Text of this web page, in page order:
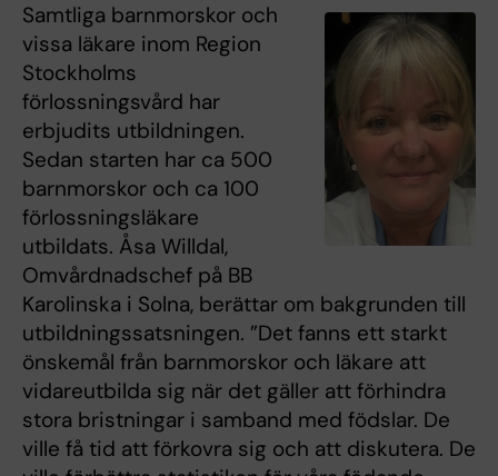
Samtliga barnmorskor och
vissa läkare inom Region
Stockholms
förlossningsvård har
erbjudits utbildningen.
Sedan starten har ca 500
barnmorskor och ca 100
förlossningsläkare
utbildats. Åsa Willdal,
Omvårdnadschef på BB
Karolinska i Solna, berättar om bakgrunden till
utbildningssatsningen. ”Det fanns ett starkt
önskemål från barnmorskor och läkare att
vidareutbilda sig när det gäller att förhindra
stora bristningar i samband med födslar. De
ville få tid att förkovra sig och att diskutera. De